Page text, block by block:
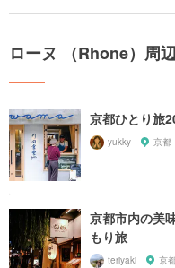
ローヌ （Rhone）周
京都ひとり旅
yukky 京都
京都市内の美
もり旅
teriyaki 京